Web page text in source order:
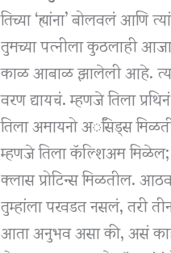
तिच्या ‘ह्यांना’ बोलवलं
तुमच्या पत्नीला कुठलाही
काळ आबाळ झालेली आहे.
वरण द्यायचं. म्हणजे तिला
तिला अमायनो अॅसिड्स
म्हणजे तिला कॅल्शिअम
क्लास प्रोटिन्स मिळतील.
तुम्हांला परवडत नसलं, तरी
आता अनुभव असा की, असं